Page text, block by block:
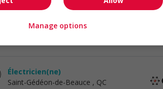
d’acier
Construction, production
Électricien(ne)
Saint-Gédéon-de-Beauce , QC
Manage options